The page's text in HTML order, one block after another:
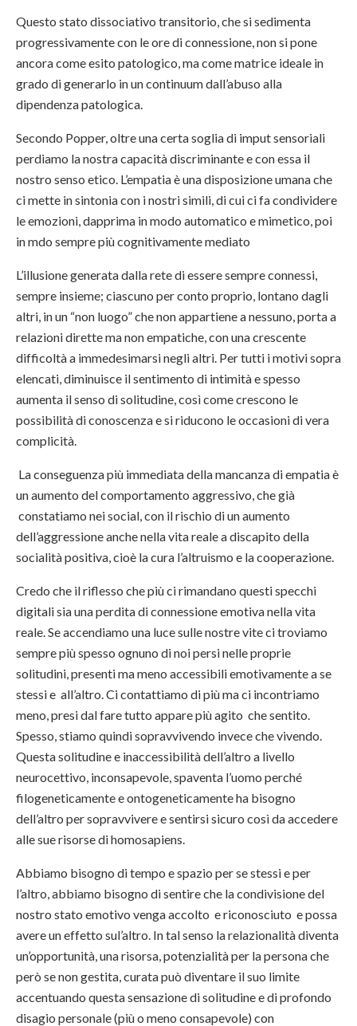
Questo stato dissociativo transitorio, che si sedimenta
progressivamente con le ore di connessione, non si pone
ancora come esito patologico, ma come matrice ideale in
grado di generarlo in un continuum dall’abuso alla
dipendenza patologica.
Secondo Popper, oltre una certa soglia di imput sensoriali
perdiamo la nostra capacità discriminante e con essa il
nostro senso etico. L’empatia è una disposizione umana che
ci mette in sintonia con i nostri simili, di cui ci fa condividere
le emozioni, dapprima in modo automatico e mimetico, poi
in mdo sempre più cognitivamente mediato
L’illusione generata dalla rete di essere sempre connessi,
sempre insieme; ciascuno per conto proprio, lontano dagli
altri, in un “non luogo” che non appartiene a nessuno, porta a
relazioni dirette ma non empatiche, con una crescente
difficoltà a immedesimarsi negli altri. Per tutti i motivi sopra
elencati, diminuisce il sentimento di intimità e spesso
aumenta il senso di solitudine, così come crescono le
possibilità di conoscenza e si riducono le occasioni di vera
complicità.
La conseguenza più immediata della mancanza di empatia è
un aumento del comportamento aggressivo, che già
constatiamo nei social, con il rischio di un aumento
dell’aggressione anche nella vita reale a discapito della
socialità positiva, cioè la cura l’altruismo e la cooperazione.
Credo che il riflesso che più ci rimandano questi specchi
digitali sia una perdita di connessione emotiva nella vita
reale. Se accendiamo una luce sulle nostre vite ci troviamo
sempre più spesso ognuno di noi persi nelle proprie
solitudini, presenti ma meno accessibili emotivamente a se
stessi e all’altro. Ci contattiamo di più ma ci incontriamo
meno, presi dal fare tutto appare più agito che sentito.
Spesso, stiamo quindi sopravvivendo invece che vivendo.
Questa solitudine e inaccessibilità dell’altro a livello
neurocettivo, inconsapevole, spaventa l’uomo perché
filogeneticamente e ontogeneticamente ha bisogno
dell’altro per sopravvivere e sentirsi sicuro così da accedere
alle sue risorse di homosapiens.
Abbiamo bisogno di tempo e spazio per se stessi e per
l’altro, abbiamo bisogno di sentire che la condivisione del
nostro stato emotivo venga accolto e riconosciuto e possa
avere un effetto sul’altro. In tal senso la relazionalità diventa
un’opportunità, una risorsa, potenzialità per la persona che
però se non gestita, curata può diventare il suo limite
accentuando questa sensazione di solitudine e di profondo
disagio personale (più o meno consapevole) con